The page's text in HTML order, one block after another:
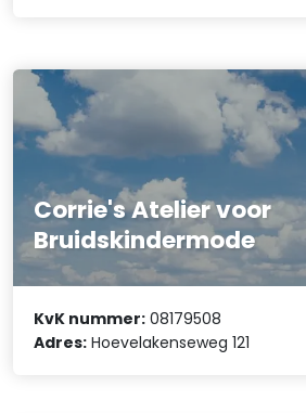
Corrie's Atelier voor
Bruidskindermode
KvK nummer: 08179508
Adres: Hoevelakenseweg 121